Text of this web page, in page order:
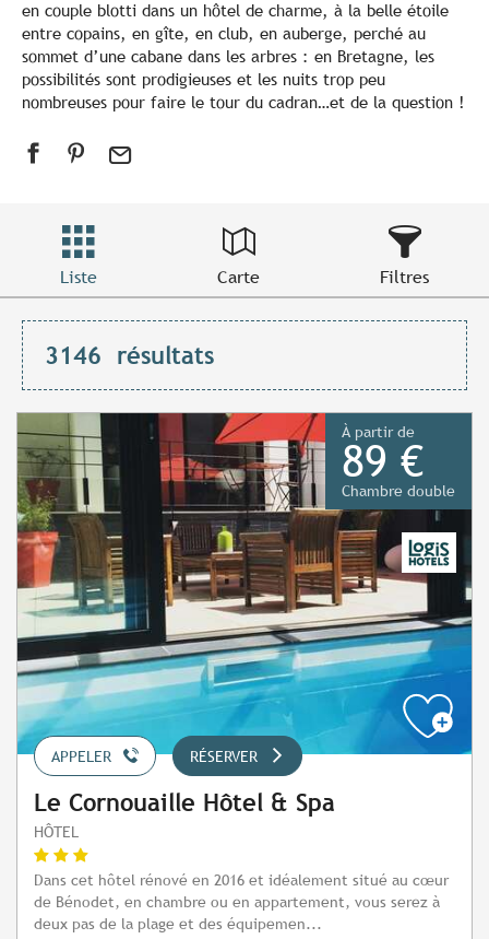
en couple blotti dans un hôtel de charme, à la belle étoile
entre copains, en gîte, en club, en auberge, perché au
sommet d’une cabane dans les arbres : en Bretagne, les
possibilités sont prodigieuses et les nuits trop peu
nombreuses pour faire le tour du cadran…et de la question !
Liste Carte Filtres
3146 résultats
À partir de
89 €
Chambre double
APPELER RÉSERVER
Le Cornouaille Hôtel & Spa
HÔTEL
Dans cet hôtel rénové en 2016 et idéalement situé au cœur
de Bénodet, en chambre ou en appartement, vous serez à
deux pas de la plage et des équipemen...